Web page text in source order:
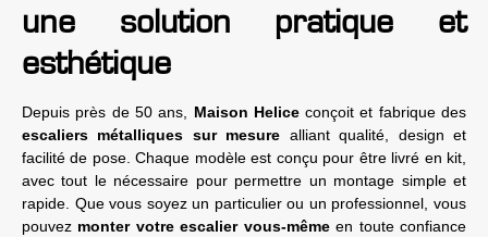
une solution pratique et
esthétique
Depuis près de 50 ans, Maison Heliceconçoit et fabrique des
escaliers métalliques sur mesure alliant qualité, design et
facilité de pose. Chaque modèle est conçu pour être livré en kit,
avec tout le nécessaire pour permettre un montage simple et
rapide. Que vous soyez un particulier ou un professionnel, vous
pouvez monter votre escalier vous-mêmeen toute confiance